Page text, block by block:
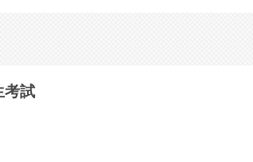
考試